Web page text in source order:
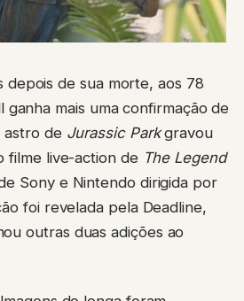
depois de sua morte, aos 78
ganha mais uma confirmação de
astro de Jurassic Parkgravou
filme live-action de The Legend
Sony e Nintendo dirigida por
foi revelada pela Deadline,
outras duas adições ao